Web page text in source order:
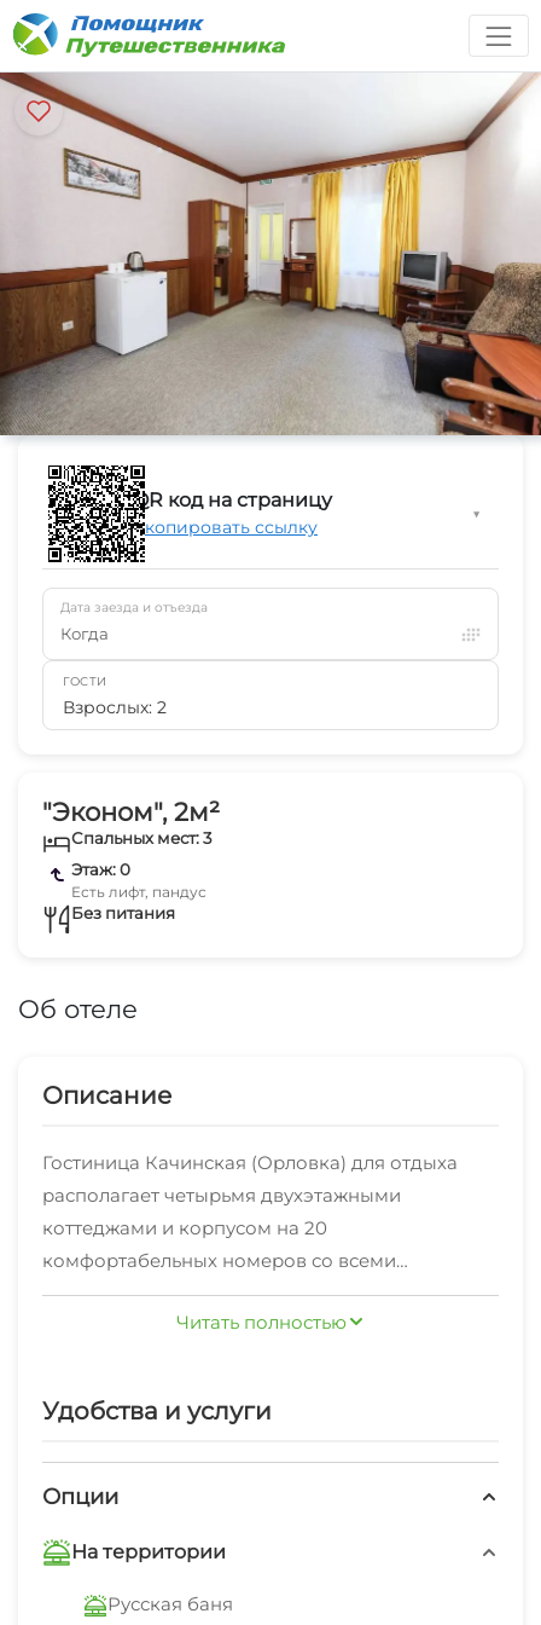
"Эконом", 2м²
Спальных мест: 3
Этаж: 0
Есть лифт, пандус
Без питания
Об отеле
Описание
Гостиница Качинская (Орловка) для отдыха
располагает четырьмя двухэтажными
коттеджами и корпусом на 20
комфортабельных номеров со всеми
необходимыми удобствами и кондиционером.
Также для отдыхающих работает бильярдная,
Севастополя покрыта зеленью и цветами, через
красивый, завораживающий ручеёк.
искусственный водопад, тенистые аллеи – это
обрести позитивный настрой. Наша гостиница
Читать полностью
Удобства и услуги
Опции
На территории
Русская баня
QR код на страницу
Скопировать ссылку
▼
Дата заезда и отъезда
Когда
ГОСТИ
Взрослых: 2